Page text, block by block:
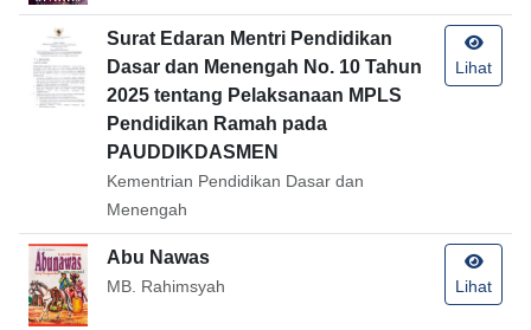
Surat Edaran Mentri Pendidikan
Dasar dan Menengah No. 10 Tahun
2025 tentang Pelaksanaan MPLS
Pendidikan Ramah pada
PAUDDIKDASMEN
Kementrian Pendidikan Dasar dan
Menengah
Lihat
Abu Nawas
MB. Rahimsyah Lihat